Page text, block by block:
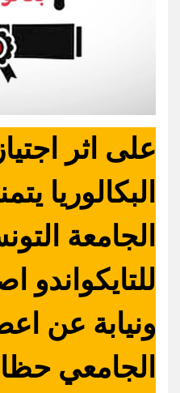
على اثر
البكالوريا
الجامعة
للتايكواندو
ونيابة عن
الجامعي